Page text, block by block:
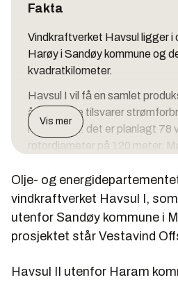
Fakta
Vindkraftverket Havsul ligger i
Harøy i Sandøy kommune og
kvadratkilometer.
Havsul I vil få en samlet
årlig. Dette tilsvarer
husstander. det er planlagt 78
rotordiameter på 120 meter.
Byggestart kan tidligst skje i
Havsul II er planlagt i havet
Den nordøstlige delen av
kilometer utenfor Ulla fyr på
Vigra. De ytterste
Vis mer
Olje- og
vindkraftverket Havsul I,
utenfor Sandøy kommune i
prosjektet står Vestavind
Havsul II utenfor Haram